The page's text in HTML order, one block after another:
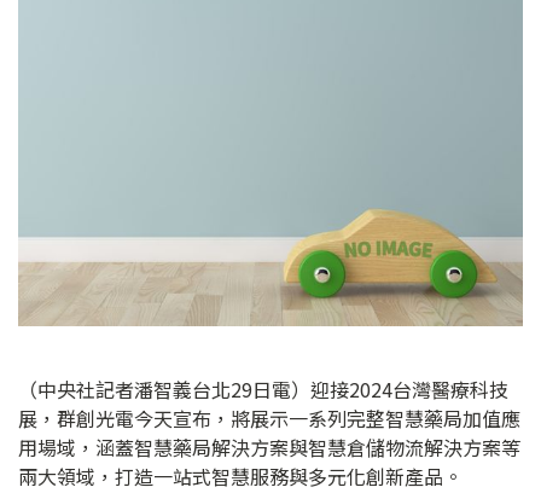
（中央社記者潘智義台北29日電）迎接2024台灣醫療科技
展，群創光電今天宣布，將展示一系列完整智慧藥局加值應
用場域，涵蓋智慧藥局解決方案與智慧倉儲物流解決方案等
兩大領域，打造一站式智慧服務與多元化創新產品。